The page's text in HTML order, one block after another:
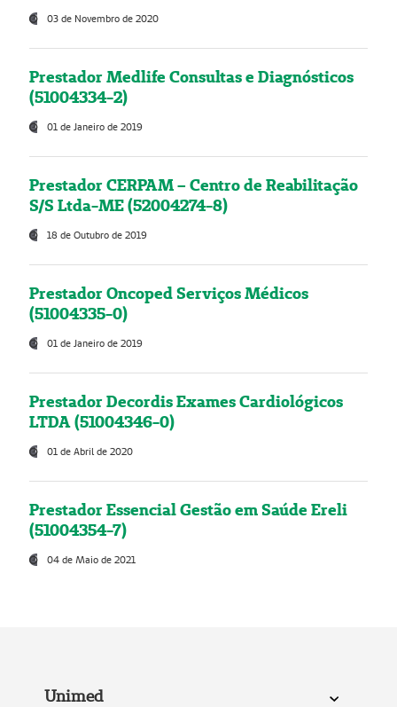
03 de Novembro de 2020
Prestador Medlife Consultas e Diagnósticos
(51004334-2)
01 de Janeiro de 2019
Prestador CERPAM – Centro de Reabilitação
S/S Ltda-ME (52004274-8)
18 de Outubro de 2019
Prestador Oncoped Serviços Médicos
(51004335-0)
01 de Janeiro de 2019
Prestador Decordis Exames Cardiológicos
LTDA (51004346-0)
01 de Abril de 2020
Prestador Essencial Gestão em Saúde Ereli
(51004354-7)
04 de Maio de 2021
Unimed